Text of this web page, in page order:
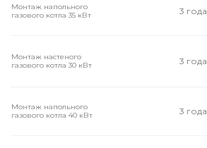
Монтаж напольного
газового котла 35 кВт
3 года
Монтаж настеного
газового котла 30 кВт
3 года
Монтаж напольного
газового котла 40 кВт
3 года